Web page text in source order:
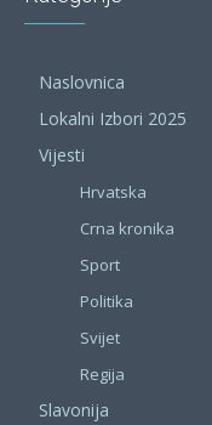
Naslovnica
Lokalni Izbori 2025
Vijesti
Hrvatska
Crna kronika
Sport
Politika
Svijet
Regija
Slavonija